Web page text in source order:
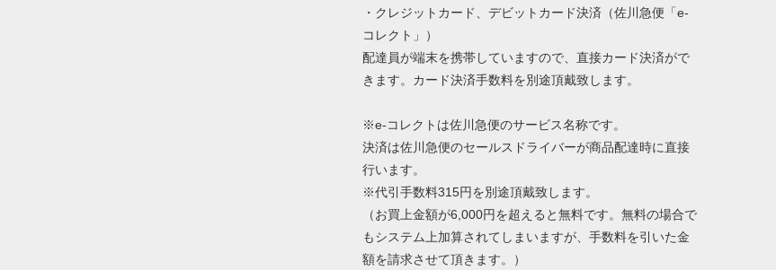
・クレジットカード、デビットカード決済（佐川急便「e-
コレクト」）
配達員が端末を携帯していますので、直接カード決済がで
きます。カード決済手数料を別途頂戴致します。
※e-コレクトは佐川急便のサービス名称です。
決済は佐川急便のセールスドライバーが商品配達時に直接
行います。
※代引手数料315円を別途頂戴致します。
（お買上金額が6,000円を超えると無料です。無料の場合で
もシステム上加算されてしまいますが、手数料を引いた金
額を請求させて頂きます。）